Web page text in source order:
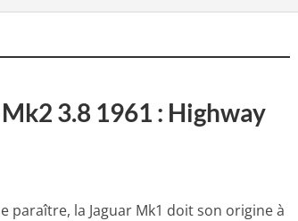
3.8 1961 : Highway
paraître, la Jaguar Mk1 doit son origine à